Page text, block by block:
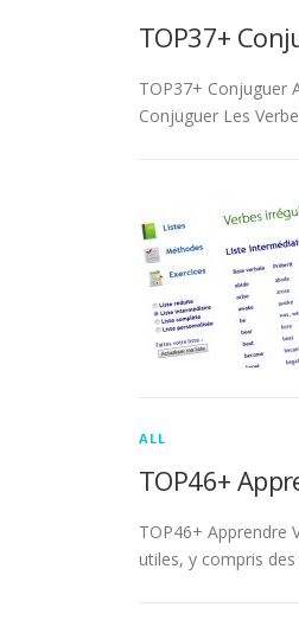
TOP37+
TOP37+ Conjuguer
Conjuguer Les
ALL
TOP46+
TOP46+ Apprendre
utiles, y compris